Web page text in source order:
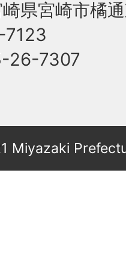
県宮崎市橘通
7123
26-7307
Miyazaki